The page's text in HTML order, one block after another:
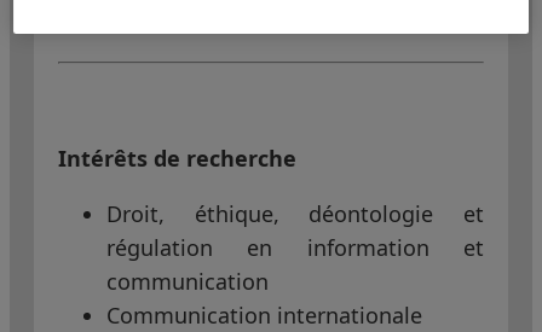
Intérêts de recherche
Droit, éthique, déontologie et
régulation en information et
communication
Communication internationale